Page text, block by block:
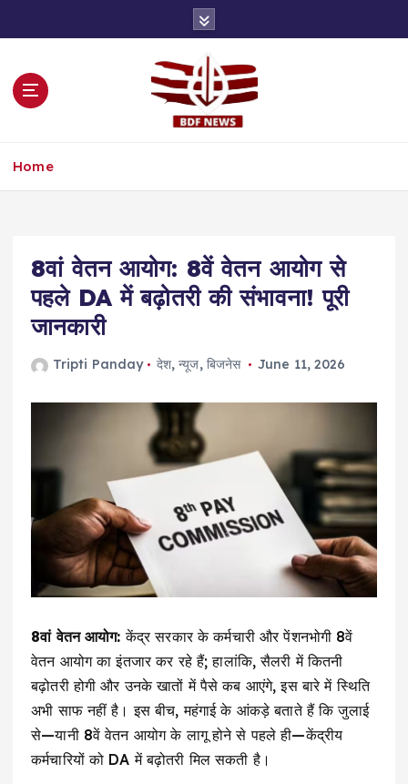
Home
8वां वेतन आयोग: 8वें वेतन आयोग से
पहले DA में बढ़ोतरी की संभावना! पूरी
जानकारी
Tripti Panday देश,न्यूज, बिजनेस June 11, 2026
8वां वेतन आयोग: केंद्र सरकार के कर्मचारी और पेंशनभोगी 8वें
वेतन आयोग का इंतजार कर रहे हैं; हालांकि, सैलरी में कितनी
बढ़ोतरी होगी और उनके खातों में पैसे कब आएंगे, इस बारे में स्थिति
अभी साफ नहीं है। इस बीच, महंगाई के आंकड़े बताते हैं कि जुलाई
से—यानी 8वें वेतन आयोग के लागू होने से पहले ही—केंद्रीय
कर्मचारियों को DA में बढ़ोतरी मिल सकती है।